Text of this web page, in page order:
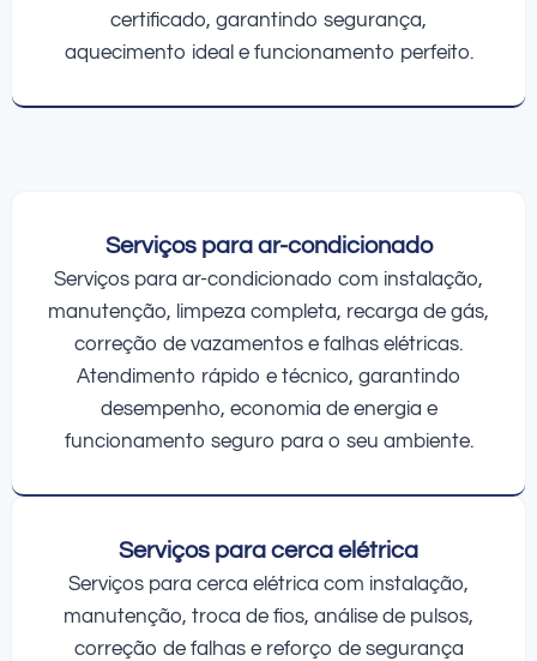
certificado, garantindo segurança,
aquecimento ideal e funcionamento perfeito.
Serviços para ar-condicionado
Serviços para ar-condicionado com instalação,
manutenção, limpeza completa, recarga de gás,
correção de vazamentos e falhas elétricas.
Atendimento rápido e técnico, garantindo
desempenho, economia de energia e
funcionamento seguro para o seu ambiente.
Serviços para cerca elétrica
Serviços para cerca elétrica com instalação,
manutenção, troca de fios, análise de pulsos,
correção de falhas e reforço de segurança